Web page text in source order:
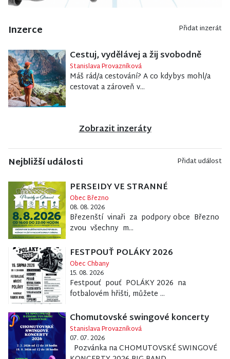
Inzerce Přidat inzerát
Cestuj, vydělávej a žij svobodně
Stanislava Provazníková
Máš rád/a cestování? A co kdybys mohl/a
cestovat a zároveň v...
Zobrazit inzeráty
Nejbližší události Přidat událost
PERSEIDY VE STRANNÉ
Obec Březno
08. 08. 2026
Březenští vinaři za podpory obce Březno
zvou všechny m...
FESTPOUŤ POLÁKY 2026
Obec Chbany
15. 08. 2026
Festpouť pouť POLÁKY 2026 na
fotbalovém hřišti, můžete ...
Chomutovské swingové koncerty
Stanislava Provazníková
07. 07. 2026
Pozvánka na CHOMUTOVSKÉ SWINGOVÉ